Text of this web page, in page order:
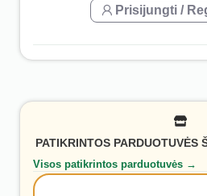
Prisijungti /
PATIKRINTOS PARDUOTUVĖS
Visos patikrintos parduotuvės →